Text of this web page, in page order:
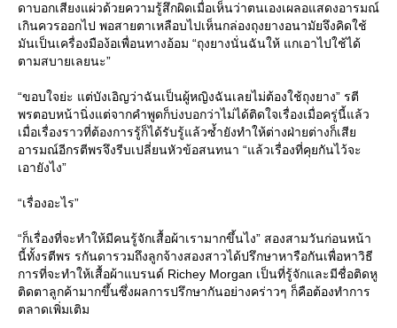
ดาบอกเสียงแผ่วด้วยความรู้สึกผิดเมื่อเห็นว่าตนเองเผลอแสดงอารมณ์
เกินควรออกไป พอสายตาเหลือบไปเห็นกล่องถุงยางอนามัยจึงคิดใช้
มันเป็นเครื่องมือง้อเพื่อนทางอ้อม “ถุงยางนั่นฉันให้ แกเอาไปใช้ได้
ตามสบายเลยนะ”
“ขอบใจย่ะ แต่บังเอิญว่าฉันเป็นผู้หญิงฉันเลยไม่ต้องใช้ถุงยาง” รตี
พรตอบหน้านิ่งแต่จากคำพูดก็บ่งบอกว่าไม่ได้ติดใจเรื่องเมื่อครู่นี้แล้ว
เมื่อเรื่องราวที่ต้องการรู้ก็ได้รับรู้แล้วซ้ำยังทำให้ต่างฝ่ายต่างก็เสีย
อารมณ์อีกรตีพรจึงรีบเปลี่ยนหัวข้อสนทนา “แล้วเรื่องที่คุยกันไว้จะ
เอายังไง”
“เรื่องอะไร”
“ก็เรื่องที่จะทำให้มีคนรู้จักเสื้อผ้าเรามากขึ้นไง” สองสามวันก่อนหน้า
นี้ทั้งรตีพร รกันดารวมถึงลูกจ้างสองสาวได้ปรึกษาหารือกันเพื่อหาวิธี
การที่จะทำให้เสื้อผ้าแบรนด์ Richey Morgan เป็นที่รู้จักและมีชื่อติดหู
ติดตาลูกค้ามากขึ้นซึ่งผลการปรึกษากันอย่างคร่าวๆ ก็คือต้องทำการ
ตลาดเพิ่มเติม